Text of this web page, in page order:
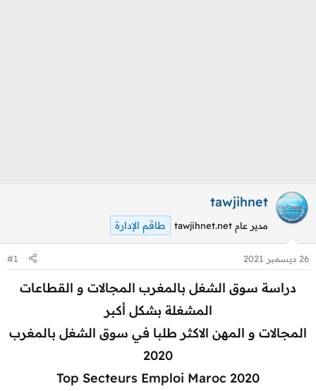
tawjihnet
مدير عام tawjihnet.net طاقم الإدارة
26 ديسمبر 2021 #1
دراسة سوق الشغل بالمغرب المجالات و القطاعات
المشغلة بشكل أكبر
المجالات و المهن الاكثر طلبا في سوق الشغل بالمغرب
2020
Top Secteurs Emploi Maroc 2020